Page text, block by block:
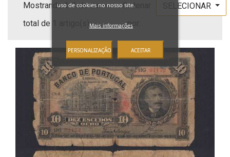
Mostrando 1-1 de um
total de 1 artigo(s)
Ordenar
por:
SELECIONAR
uso de cookies no nosso site.
Mais informações
PERSONALIZAÇÃO ACEITAR